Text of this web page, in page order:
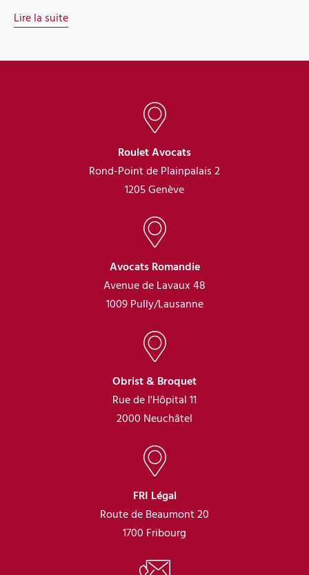
Lire la suite
Roulet Avocats
Rond-Point de Plainpalais 2
1205 Genève
Avocats Romandie
Avenue de Lavaux 48
1009 Pully/Lausanne
Obrist & Broquet
Rue de l'Hôpital 11
2000 Neuchâtel
FRI Légal
Route de Beaumont 20
1700 Fribourg